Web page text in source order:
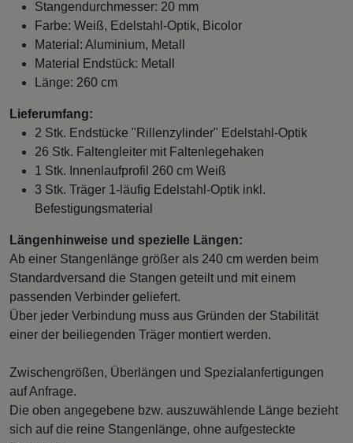
Stangendurchmesser: 20 mm
Farbe: Weiß, Edelstahl-Optik, Bicolor
Material: Aluminium, Metall
Material Endstück: Metall
Länge: 260 cm
Lieferumfang:
2 Stk. Endstücke "Rillenzylinder" Edelstahl-Optik
26 Stk. Faltengleiter mit Faltenlegehaken
1 Stk. Innenlaufprofil 260 cm Weiß
3 Stk. Träger 1-läufig Edelstahl-Optik inkl.
Befestigungsmaterial
Längenhinweise und spezielle Längen:
Ab einer Stangenlänge größer als 240 cm werden beim
Standardversand die Stangen geteilt und mit einem
passenden Verbinder geliefert.
Über jeder Verbindung muss aus Gründen der Stabilität
einer der beiliegenden Träger montiert werden.
Zwischengrößen, Überlängen und Spezialanfertigungen
auf Anfrage.
Die oben angegebene bzw. auszuwählende Länge bezieht
sich auf die reine Stangenlänge, ohne aufgesteckte